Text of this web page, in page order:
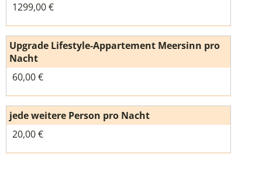
1299,00 €
Upgrade Lifestyle-Appartement Meersinn pro
Nacht
60,00 €
jede weitere Person pro Nacht
20,00 €